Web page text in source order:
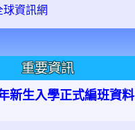
重要資訊
新生入學正式編班資料